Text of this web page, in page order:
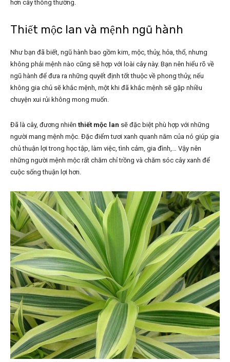
hơn cây thông thường.
Thiết mộc lan và mệnh ngũ hành
Như bạn đã biết, ngũ hành bao gồm kim, mộc, thủy, hỏa, thổ, nhưng
không phải mệnh nào cũng sẽ hợp với loài cây này. Bạn nên hiểu rõ về
ngũ hành để đưa ra những quyết định tốt thuộc về phong thủy, nếu
không gia chủ sẽ khắc mệnh, một khi đã khắc mệnh sẽ gặp nhiều
chuyện xui rủi không mong muốn.
Đã là cây, đương nhiên thiết mộc lan sẽ đặc biệt phù hợp với những
người mang mệnh mộc. Đặc điểm tươi xanh quanh năm của nó giúp gia
chủ thuận lợi trong học tập, làm việc, tình cảm, gia đình,… Vậy nên
những người mệnh mộc rất chăm chỉ trồng và chăm sóc cây xanh để
cuộc sống thuận lợi hơn.